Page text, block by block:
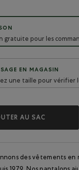
gratuite pour les
EN MAGASIN
une taille pour vérifier
AU SAC
des vêtements en